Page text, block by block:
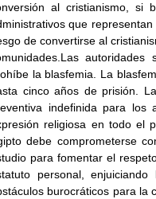
al cristianismo, si
que
de convertirse al
la blasfemia. La
cinco años de prisión.
indefinida para los
religiosa en todo el
debe comprometerse
para fomentar el
personal,
burocráticos para la